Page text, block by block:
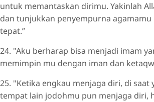
untuk memantaskan dirimu. Yakinlah
dan tunjukkan penyempurna agamamu
tepat.”
24. "Aku berharap bisa menjadi imam
memimpin mu dengan iman dan
25. "Ketika engkau menjaga diri, di saat
tempat lain jodohmu pun menjaga diri,